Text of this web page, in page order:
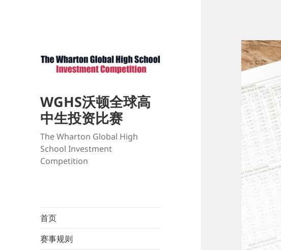
WGHS沃顿全球高
中生投资比赛
The Wharton Global High
School Investment
Competition
首页
赛事规则